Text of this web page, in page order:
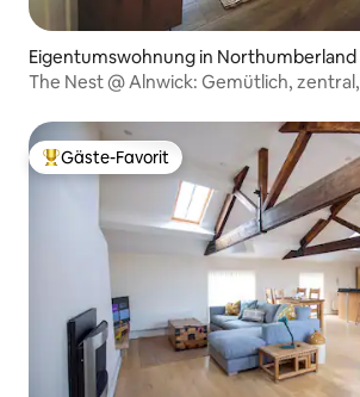
Eigentumswohnung in Northumberland
The Nest @ Alnwick: Gemütlich,
Beliebter Gäste-Favorit.
Gäste-Favorit